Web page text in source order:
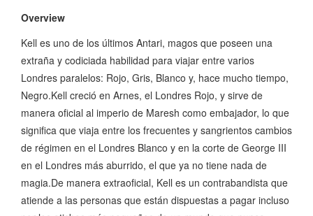
Overview
Kell es uno de los últimos Antari, magos que poseen una
extraña y codiciada habilidad para viajar entre varios
Londres paralelos: Rojo, Gris, Blanco y, hace mucho tiempo,
Negro.Kell creció en Arnes, el Londres Rojo, y sirve de
manera oficial al imperio de Maresh como embajador, lo que
significa que viaja entre los frecuentes y sangrientos cambios
de régimen en el Londres Blanco y en la corte de George III
en el Londres más aburrido, el que ya no tiene nada de
magia.De manera extraoficial, Kell es un contrabandista que
atiende a las personas que están dispuestas a pagar incluso